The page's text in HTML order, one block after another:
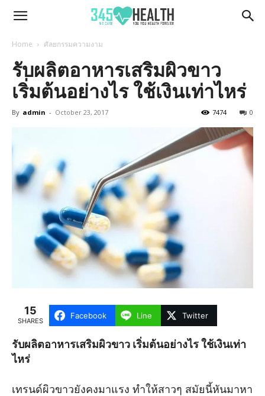
345Health
Home ศัลยกรรมความงาม
รับผลิตอาหารเสริมผิวขาว
เริ่มต้นอย่างไร ใช้เงินเท่าไหร่
By admin - October 23, 2017 0
7474
15
SHARES
Facebook Line Twitter
รับผลิตอาหารเสริมผิวขาว เริ่มต้นอย่างไร ใช้เงินเท่า
ไหร่
เทรนด์ผิวขาวยังคงมาแรง ทำให้สาวๆ สมัยนี้หันมาหา